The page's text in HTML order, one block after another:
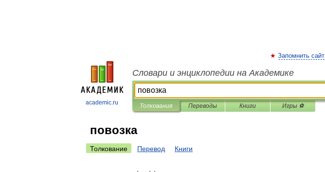
academic.ru
Запомнить сайт
Словари и энциклопедии на Академике
Толкования Переводы Книги Игры ⚽
повозка
Толкование Перевод Книги